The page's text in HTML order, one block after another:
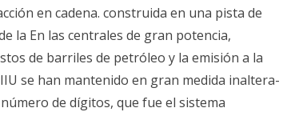
en cadena. construida en una pista de
la En las centrales de gran potencia,
de barriles de petróleo y la emisión a la
se han mantenido en gran medida inaltera-
de dígitos, que fue el sistema